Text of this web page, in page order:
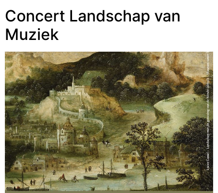
Concert Landschap van
Muziek